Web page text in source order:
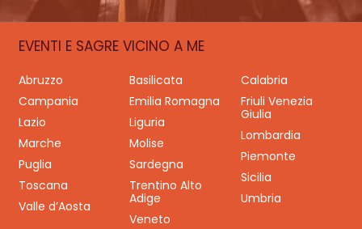
EVENTI E SAGRE VICINO A ME
Abruzzo Basilicata
Calabria
Campania
Emilia Romagna
Friuli Venezia
Giulia
Lazio
Liguria
Lombardia
Marche
Molise
Piemonte
Puglia
Sardegna
Sicilia
Toscana
Trentino Alto
Adige
Umbria
Valle d’Aosta
Veneto